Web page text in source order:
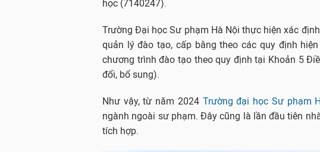
học (7140247).
Trường Đại học Sư phạm Hà Nội thực hiện xác
quản lý đào tạo, cấp bằng theo các quy định
chương trình đào tạo theo quy định tại Khoản 5
đổi, bổ sung).
Như vậy, từ năm 2024 Trường đại học Sư phạm
ngành ngoài sư phạm. Đây cũng là lần đầu tiên
tích hợp.